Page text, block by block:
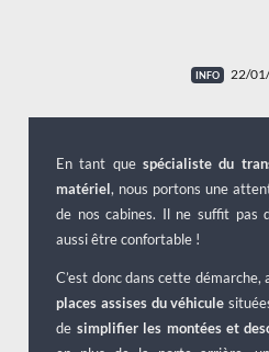
22/
En tant quespécialiste du
matériel, nous portons une
de nos cabines. Il ne suffit pas
aussi être confortable !
C’est donc dans cette démarche,
places assises du véhicule
de simplifier les montées et